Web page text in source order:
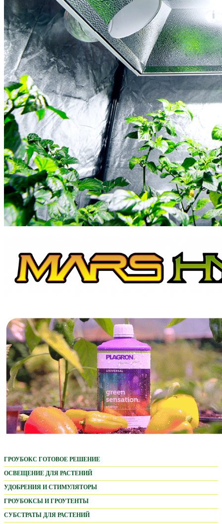
ГРОУБОКС ГОТОВОЕ РЕШЕНИЕ
ОСВЕЩЕНИЕ ДЛЯ РАСТЕНИЙ
LED ОСВЕЩЕНИЕ
PARFACT WORKS
MARS HYDRO LED
HORTI BLOOM
УДОБРЕНИЯ И СТИМУЛЯТОРЫ
ADVANCED NUTRIENTS
БАЗОВЫЕ УДОБРЕНИЯ
ГРОУБОКСЫ И ГРОУТЕНТЫ
PROBOX BASIC
СУБСТРАТЫ ДЛЯ РАСТЕНИЙ